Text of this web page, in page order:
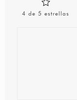
4 de 5 estrellas